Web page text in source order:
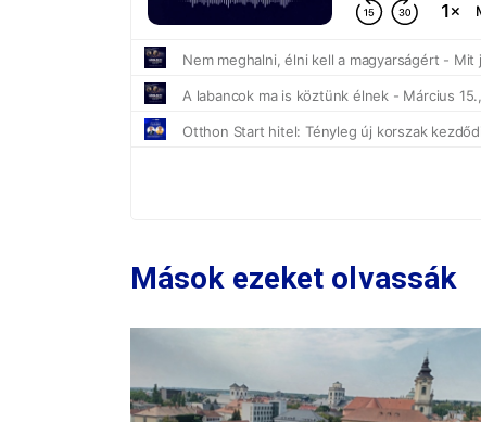
Mások ezeket olvassák